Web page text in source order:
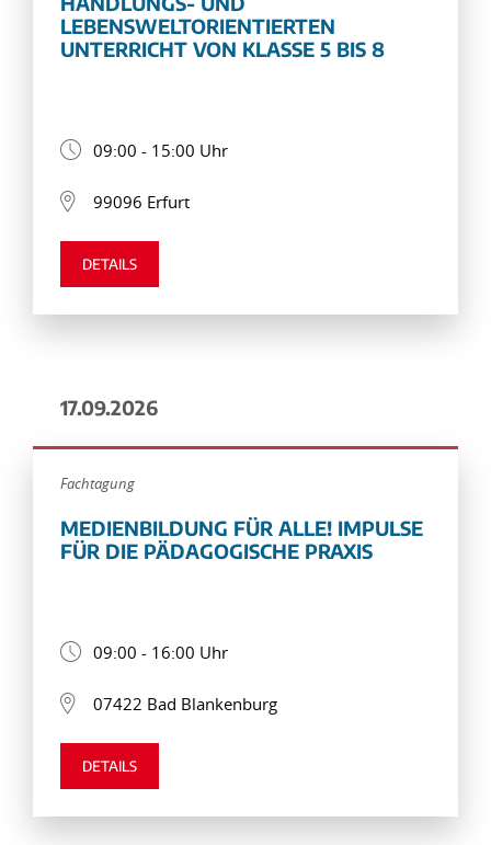
LEBENSWELTORIENTIERTEN
UNTERRICHT VON KLASSE 5 BIS 8
09:00 - 15:00 Uhr
99096 Erfurt
DETAILS
17.09.2026
Fachtagung
MEDIENBILDUNG FÜR ALLE! IMPULSE
FÜR DIE PÄDAGOGISCHE PRAXIS
09:00 - 16:00 Uhr
07422 Bad Blankenburg
DETAILS